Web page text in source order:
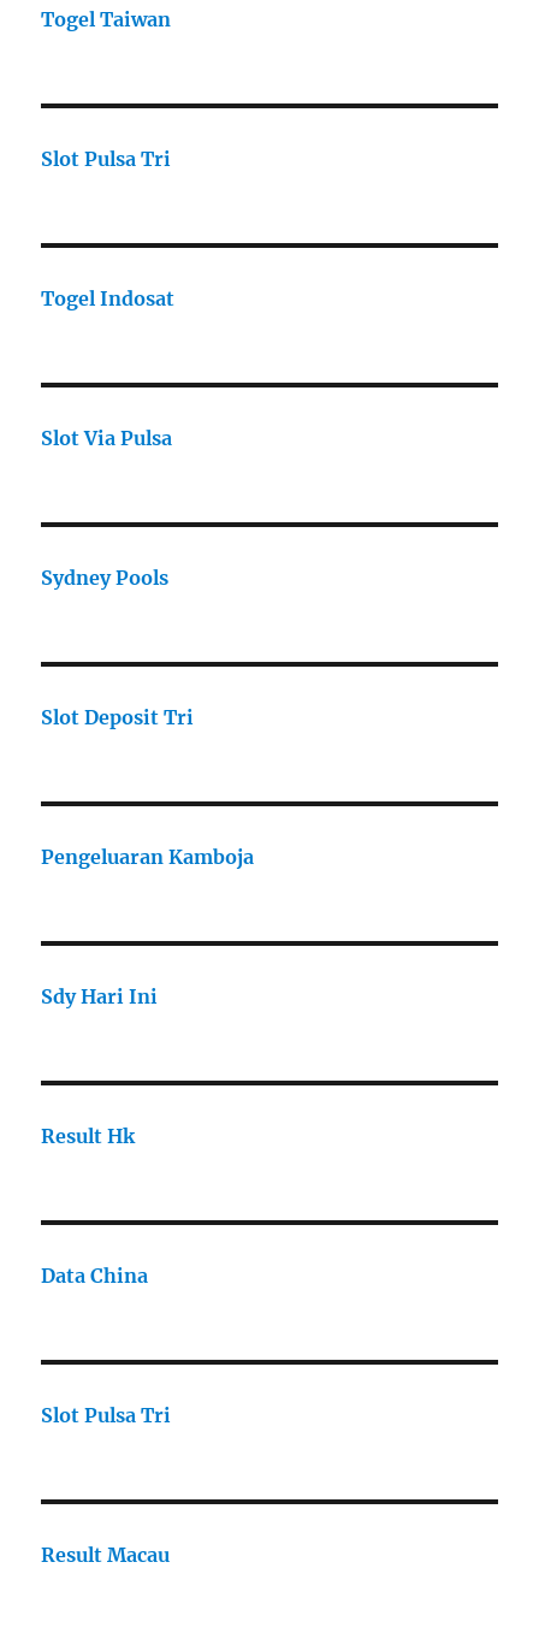
Togel Taiwan
Slot Pulsa Tri
Togel Indosat
Slot Via Pulsa
Sydney Pools
Slot Deposit Tri
Pengeluaran Kamboja
Sdy Hari Ini
Result Hk
Data China
Slot Pulsa Tri
Result Macau